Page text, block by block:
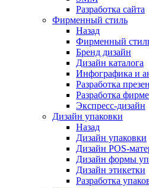
Разработка сайта
Фирменный стиль
Назад
Фирменный
Бренд дизайн
Дизайн каталога
Инфографика и
Разработка
Разработка
Экспресс-дизайн
Дизайн упаковки
Назад
Дизайн упаковки
Дизайн POS-
Дизайн формы
Дизайн этикетки
Разработка